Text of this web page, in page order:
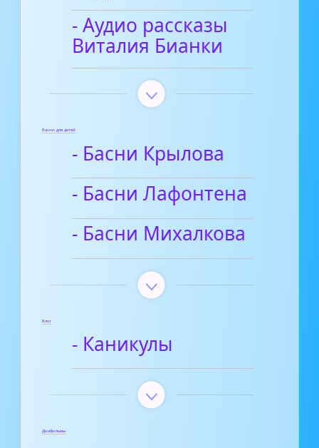
- Аудио рассказы
Виталия Бианки
Басни для детей
- Басни Крылова
- Басни Лафонтена
- Басни Михалкова
Блог
- Каникулы
Диафильмы